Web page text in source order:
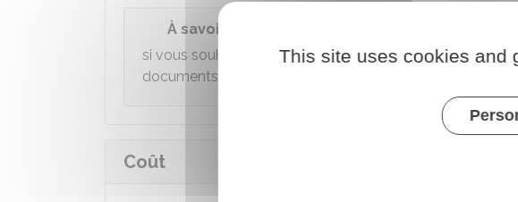
À savoir
si vous souhaitez que l'enfant utilise un nom d'usage
documents peuvent être réclamés pour justifier
Coût
This site uses cookies and